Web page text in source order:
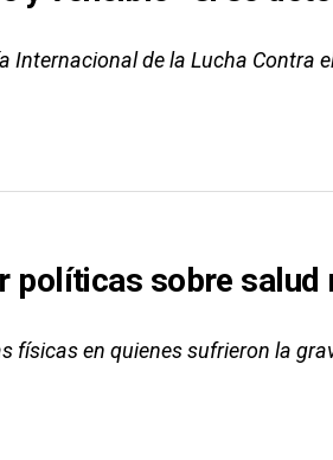
Internacional de la Lucha Contra
políticas sobre salud
físicas en quienes sufrieron la